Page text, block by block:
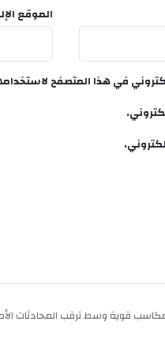
الموقع
في هذا المتصفح